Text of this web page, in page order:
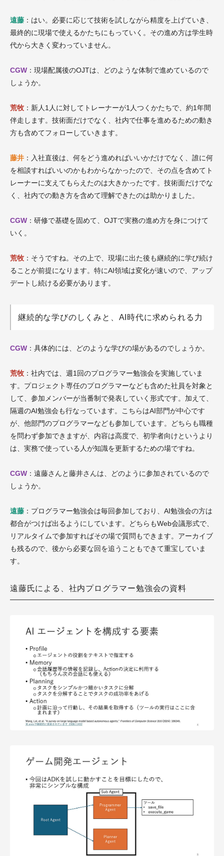
遠藤 ：はい。必要に応じて技術を試しながら精度を上げていき、
最終的に現場で使えるかたちにもっていく。その進め方は学生時
代から大きく変わっていません。
CGW ：現場配属後のOJTは、どのような体制で進めているので
しょうか。
荒牧 ：新人1人に対してトレーナーが1人つくかたちで、約1年間
伴走します。技術面だけでなく、社内で仕事を進めるための動き
方も含めてフォローしていきます。
藤井 ：入社直後は、何をどう進めればいいかだけでなく、誰に何
を相談すればいいのかもわからなかったので、その点を含めてト
レーナーに支えてもらえたのは大きかったです。技術面だけでな
く、社内での動き方を含めて理解できたのは助かりました。
CGW ：研修で基礎を固めて、OJTで実務の進め方を身につけて
いく。
荒牧 ：そうですね。その上で、現場に出た後も継続的に学び続け
ることが前提になります。特にAI領域は変化が速いので、アップ
デートし続ける必要があります。
継続的な学びのしくみと、AI時代に求められる力
CGW ：具体的には、どのような学びの場があるのでしょうか。
荒牧 ：社内では、週1回のプログラマー勉強会を実施していま
す。プロジェクト専任のプログラマーなども含めた社員を対象と
して、参加メンバーが当番制で発表していく形式です。加えて、
隔週のAI勉強会も行なっています。こちらはAI部門が中心です
が、他部門のプログラマーなども参加しています。どちらも職種
を問わず参加できますが、内容は高度で、初学者向けというより
は、実務で使っている人が知識を更新するための場ですね。
CGW ：遠藤さんと藤井さんは、どのように参加されているので
しょうか。
遠藤 ：プログラマー勉強会は毎回参加しており、AI勉強会の方は
都合がつけば出るようにしています。どちらもWeb会議形式で、
リアルタイムで参加すればその場で質問もできます。アーカイブ
も残るので、後から必要な回を追うこともできて重宝していま
す。
遠藤氏による、社内プログラマー勉強会の資料